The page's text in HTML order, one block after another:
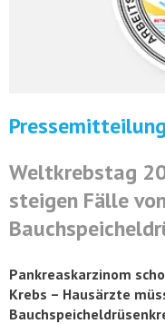
Pressemitteilung
Weltkrebstag
steigen Fälle
Pankreaskarzinom
Krebs – Hausärzte